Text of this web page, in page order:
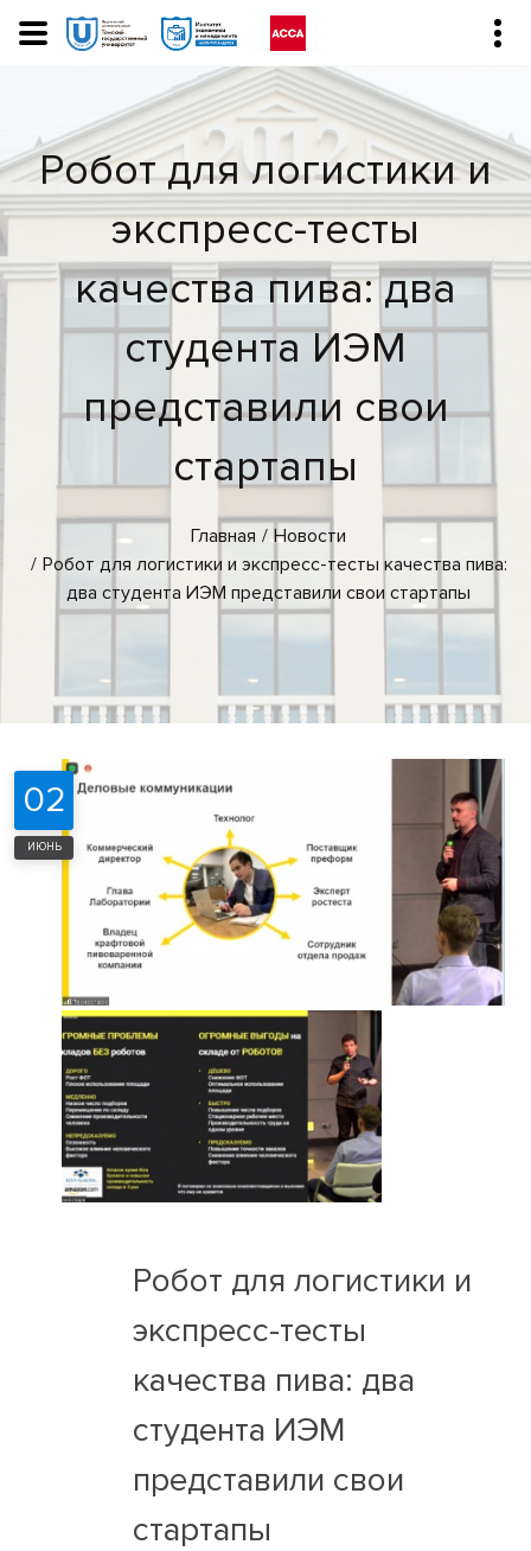
Робот для логистики и
экспресс-тесты
качества пива: два
студента ИЭМ
представили свои
стартапы
Главная
Новости
Робот для логистики и экспресс-тесты качества пива:
два студента ИЭМ представили свои стартапы
Робот для логистики и
экспресс-тесты
качества пива: два
студента ИЭМ
представили свои
стартапы
02
ИЮНЬ